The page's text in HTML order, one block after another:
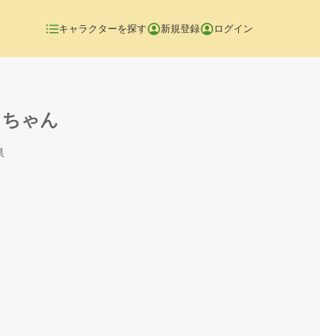
キャラクターを探す 新規登録 ログイン
ゃん